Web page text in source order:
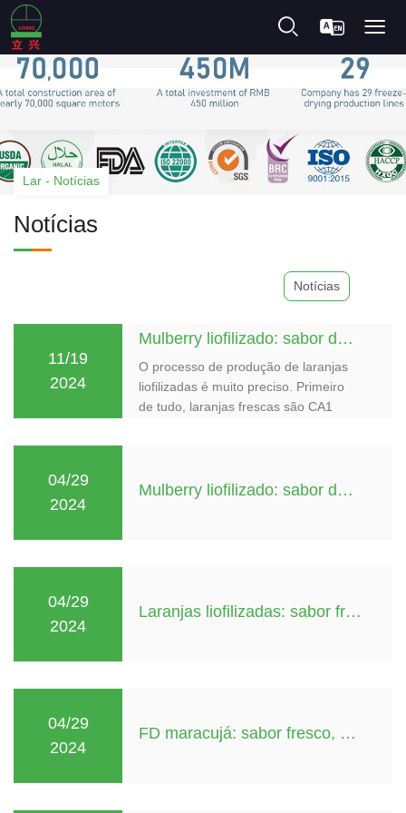
Lar - Notícias
Notícias
Notícias
11/19
2024
Mulberry liofilizado: sabor doce, nutrição rica
O processo de produção de laranjas
liofilizadas é muito preciso. Primeiro
de tudo, laranjas frescas são CA1
04/29
2024
Mulberry liofilizado: sabor doce, nutrição rica, nova escolha para vida saudável
04/29
2024
Laranjas liofilizadas: sabor fresco, nutrição rica e um novo favorito para vida saudável
04/29
2024
FD maracujá: sabor fresco, nutrição rica, novo favorito para vida saudável